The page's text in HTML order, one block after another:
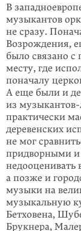
В
музыкантов
не сразу.
Возрожде­ния,
было связано
месту, где
поначалу
А еще были и
из
практически
деревенских
не мог
придворными и
недооценивать
а позже и
музыки на
музыкальную
Бетховена,
Брукнера,